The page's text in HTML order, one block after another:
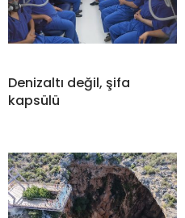
Denizaltı değil, şifa
kapsülü